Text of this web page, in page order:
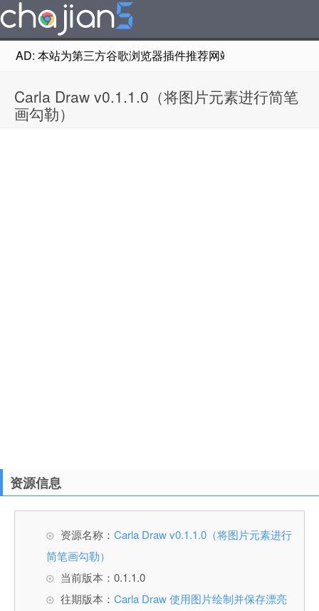
AD: 本站为第三方谷歌浏览器插件推荐网站，非Google
Carla Draw v0.1.1.0（将图片元素进行简笔
画勾勒）
资源信息
资源名称： Carla Draw v0.1.1.0（将图片元素进行
简笔画勾勒）
当前版本：0.1.1.0
往期版本： Carla Draw 使用图片绘制并保存漂亮